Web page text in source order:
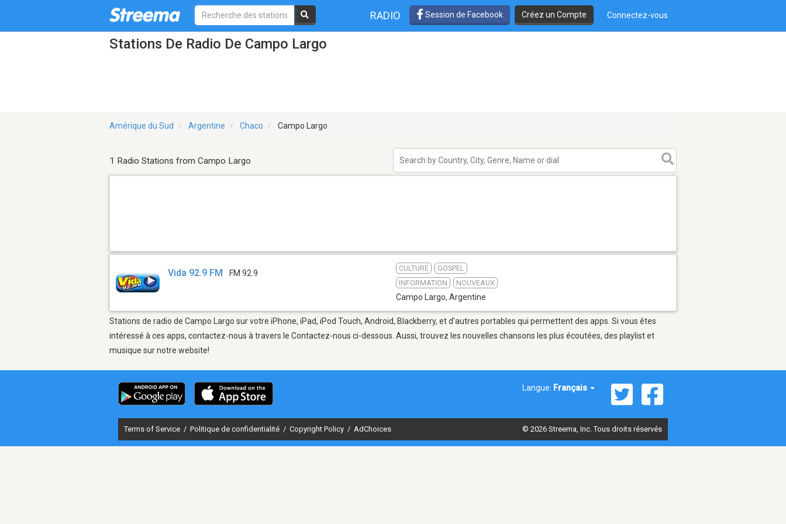
RADIO Session de Facebook Créez un Compte Connectez-vous
Stations De Radio De Campo Largo
Amérique du Sud Argentine Chaco Campo Largo
1 Radio Stations from Campo Largo
Vida 92.9 FM FM 92.9
CULTURE
GOSPEL
INFORMATION
NOUVEAUX
Campo Largo, Argentine
Stations de radio de Campo Largo sur votre iPhone, iPad, iPod Touch, Android, Blackberry, et d'autres portables qui permettent des apps. Si vous êtes
intéressé à ces apps, contactez-nous à travers le Contactez-nous ci-dessous. Aussi, trouvez les nouvelles chansons les plus écoutées, des playlist et
musique sur notre website!
Langue: Français
Terms of Service / Politique de confidentialité / Copyright Policy / AdChoices © 2026 Streema, Inc. Tous droits réservés